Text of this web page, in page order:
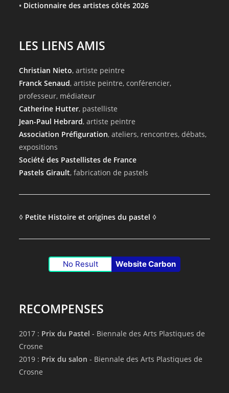
• Dictionnaire des artistes côtés 2026
LES LIENS AMIS
Christian Nieto, artiste peintre
Franck Senaud, artiste peintre, conférencier,
professeur, médiateur
Catherine Hutter, pastelliste
Jean-Paul Hebrard, artiste peintre
Association Préfiguration, ateliers, rencontres, débats,
expositions
Société des Pastellistes de France
Pastels Girault, fabrication de pastels
◊ Petite Histoire et origines du pastel ◊
No Result Website Carbon
RECOMPENSES
2017 : Prix du Pastel - Biennale des Arts Plastiques de
Crosne
2019 : Prix du salon - Biennale des Arts Plastiques de
Crosne